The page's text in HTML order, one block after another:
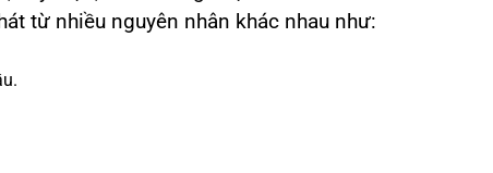
từ nhiều nguyên nhân khác nhau như: